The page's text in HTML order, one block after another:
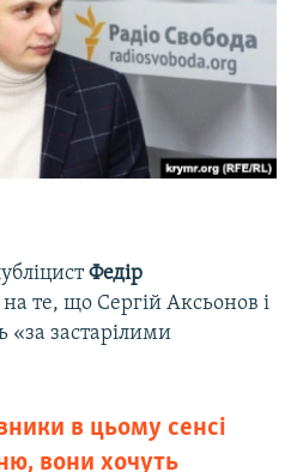
Федір
на те, що Сергій Аксьонов і
застарілими
в цьому сенсі
вони хочуть